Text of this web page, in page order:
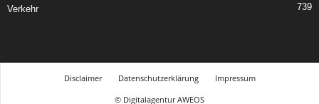
Verkehr 739
Disclaimer Datenschutzerklärung
Impressum
© Digitalagentur AWEOS